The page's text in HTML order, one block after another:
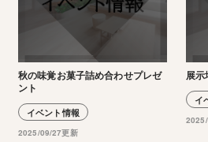
秋の味覚お菓子詰め合わせプレゼ
ント
イベント情報
2025/09/27更新
展示
イ